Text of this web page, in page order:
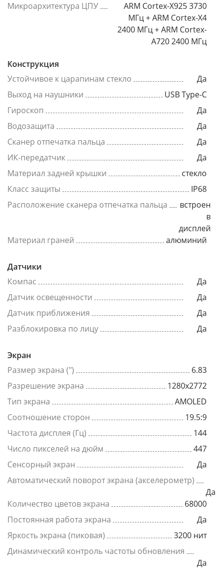
Микроархитектура ЦПУ
ARM Cortex-X925 3730
МГц + ARM Cortex-X4
2400 МГц + ARM Cortex-
A720 2400 МГц
Конструкция
Устойчивое к царапинам стекло
Да
Выход на наушники
USB Type-C
Гироскоп
Да
Водозащита
Да
Сканер отпечатка пальца
Да
ИК-передатчик
Да
Материал задней крышки
стекло
Класс защиты
IP68
Расположение сканера отпечатка пальца
встроен
в
дисплей
Материал граней
алюминий
Датчики
Компас
Да
Датчик освещенности
Да
Датчик приближения
Да
Разблокировка по лицу
Да
Экран
Размер экрана (")
6.83
Разрешение экрана
1280x2772
Тип экрана
AMOLED
Соотношение сторон
19.5:9
Частота дисплея (Гц)
144
Число пикселей на дюйм
447
Сенсорный экран
Да
Автоматический поворот экрана (акселерометр)
Да
Количество цветов экрана
68000
Постоянная работа экрана
Да
Яркость экрана (пиковая)
3200 нит
Динамический контроль частоты обновления
Да